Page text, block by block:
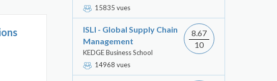
15835 vues
ISLI - Global Supply Chain
Management
KEDGE Business School
14968 vues
8.67
10